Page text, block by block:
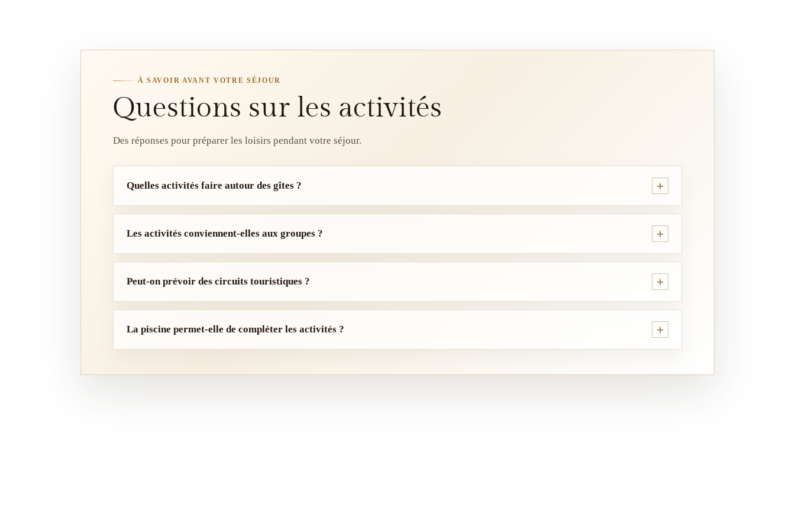
À SAVOIR AVANT VOTRE SÉJOUR
Questions sur les activités
Des réponses pour préparer les loisirs pendant votre séjour.
Quelles activités faire autour des gîtes ?
Les activités conviennent-elles aux groupes ?
Peut-on prévoir des circuits touristiques ?
La piscine permet-elle de compléter les activités ?